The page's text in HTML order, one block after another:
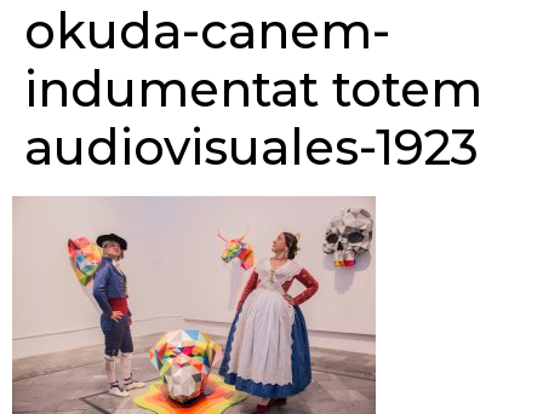
okuda-canem-
indumentat totem
audiovisuales-1923